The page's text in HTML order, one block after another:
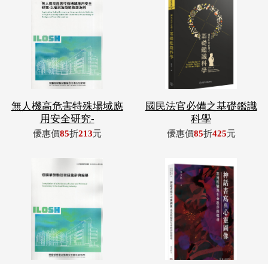
無人機高危害特殊場域應
用安全研究-
優惠價85折213元
國民法官必備之基礎鑑識
科學
優惠價85折425元